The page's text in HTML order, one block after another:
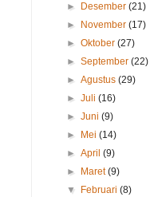
►
Desember(21)
►
November(17)
►Oktober(27)
►September(22)
►Agustus(29)
►Juli(16)
►Juni(9)
►
Mei(14)
►April(9)
►
Maret(9)
▼
Februari(8)